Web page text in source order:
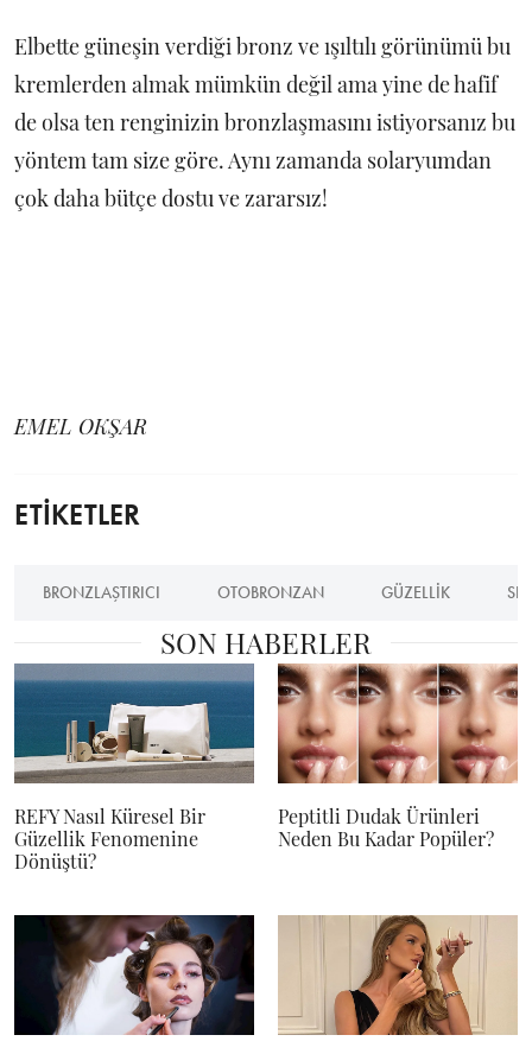
Elbette güneşin verdiği bronz ve ışıltılı görünümü bu
kremlerden almak mümkün değil ama yine de hafif
de olsa ten renginizin bronzlaşmasını istiyorsanız bu
yöntem tam size göre. Aynı zamanda solaryumdan
çok daha bütçe dostu ve zararsız!
EMEL OKŞAR
ETİKETLER
BRONZLAŞTIRICI OTOBRONZAN GÜZELLIK
SON HABERLER
REFY Nasıl Küresel Bir
Güzellik Fenomenine
Dönüştü?
Peptitli Dudak Ürünleri
Neden Bu Kadar Popüler?